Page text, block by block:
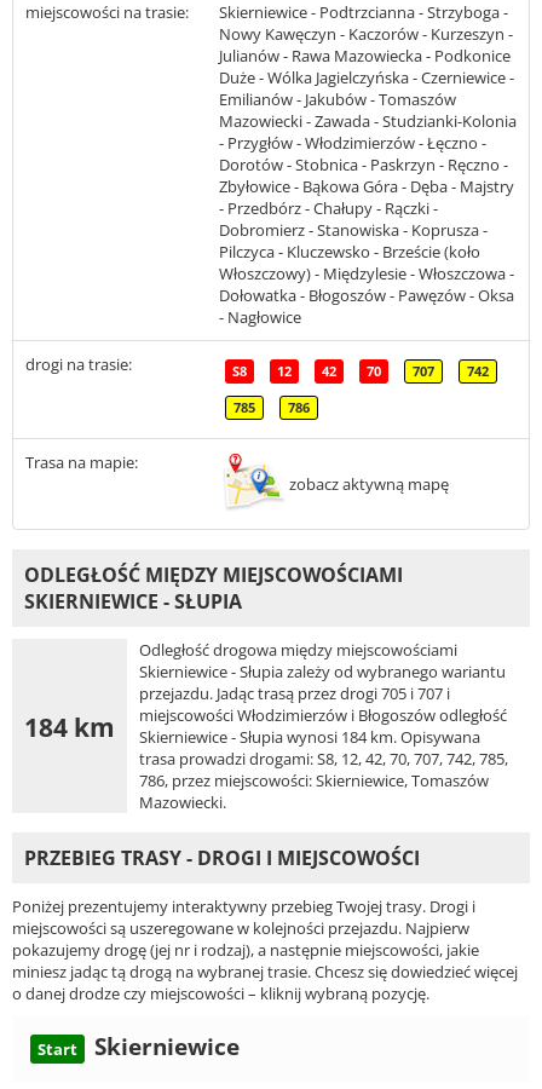
miejscowości na trasie:
Skierniewice - Podtrzcianna - Strzyboga -
Nowy Kawęczyn - Kaczorów - Kurzeszyn -
Julianów - Rawa Mazowiecka - Podkonice
Duże - Wólka Jagielczyńska - Czerniewice -
Emilianów - Jakubów - Tomaszów
Mazowiecki - Zawada - Studzianki-Kolonia
- Przygłów - Włodzimierzów - Łęczno -
Dorotów - Stobnica - Paskrzyn - Ręczno -
Zbyłowice - Bąkowa Góra - Dęba - Majstry
- Przedbórz - Chałupy - Rączki -
Dobromierz - Stanowiska - Koprusza -
Pilczyca - Kluczewsko - Brzeście (koło
Włoszczowy) - Międzylesie - Włoszczowa -
Dołowatka - Błogoszów - Pawęzów - Oksa
- Nagłowice
drogi na trasie: S8 12 42 70 707 742
785 786
Trasa na mapie:
zobacz aktywną mapę
ODLEGŁOŚĆ MIĘDZY MIEJSCOWOŚCIAMI
SKIERNIEWICE - SŁUPIA
184 km
Odległość drogowa między miejscowościami
Skierniewice - Słupia zależy od wybranego wariantu
przejazdu. Jadąc trasą przez drogi 705 i 707 i
miejscowości Włodzimierzów i Błogoszów odległość
Skierniewice - Słupia wynosi 184 km. Opisywana
trasa prowadzi drogami: S8, 12, 42, 70, 707, 742, 785,
786, przez miejscowości: Skierniewice, Tomaszów
Mazowiecki.
PRZEBIEG TRASY - DROGI I MIEJSCOWOŚCI
Poniżej prezentujemy interaktywny przebieg Twojej trasy. Drogi i
miejscowości są uszeregowane w kolejności przejazdu. Najpierw
pokazujemy drogę (jej nr i rodzaj), a następnie miejscowości, jakie
miniesz jadąc tą drogą na wybranej trasie. Chcesz się dowiedzieć więcej
o danej drodze czy miejscowości – kliknij wybraną pozycję.
Start Skierniewice